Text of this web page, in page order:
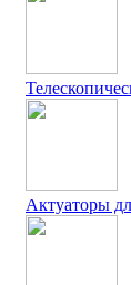
Актуаторы